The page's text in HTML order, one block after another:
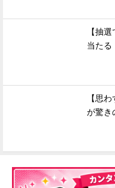
【抽
当たる
【思
が驚き